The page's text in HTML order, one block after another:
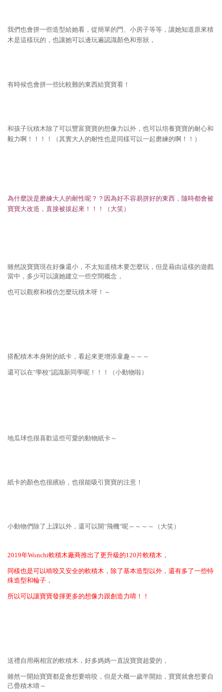
我們也會拼一些造型給她看，從簡單的門、小房子等等，讓她知道原來積
木是這樣玩的，也讓她可以邊玩遍認識顏色和形狀，
有時候也會拼一些比較難的東西給寶寶看！
和孩子玩積木除了可以豐富寶寶的想像力以外，也可以培養寶寶的耐心和
毅力啊！！！！（其實大人的耐性也是同樣可以一起磨練的啊！！）
為什麼說是磨練大人的耐性呢？？因為好不容易拼好的東西，隨時都會被
寶寶大改造，直接被拔起來！！！（大笑）
雖然說寶寶現在好像還小，不太知道積木要怎麼玩，但是藉由這樣的遊戲
當中，多少可以讓她建立一些空間概念，
也可以觀察和模仿怎麼玩積木呀！～
搭配積木本身附的紙卡，看起來更增添童趣～～～
還可以在"學校"認識新同學呢！！！（小動物啦）
地瓜球也很喜歡這些可愛的動物紙卡～
紙卡的顏色也很繽紛，也很能吸引寶寶的注意！
小動物們除了上課以外，還可以開"飛機"呢～～～～（大笑）
2019年Wonchi軟積木廠商推出了更升級的120片軟積木，
同樣也是可以啃咬又安全的軟積木，除了基本造型以外，還有多了一些特
殊造型和輪子，
所以可以讓寶寶發揮更多的想像力跟創造力唷！！
送禮自用兩相宜的軟積木，好多媽媽一直說寶寶超愛的，
雖然一開始寶寶都是會想要啃咬，但是大概一歲半開始，寶寶就會想要自
己疊積木唷～